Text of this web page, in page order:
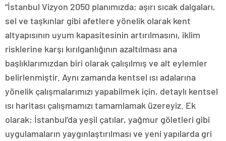
“İstanbul Vizyon 2050 planımızda; aşırı sıcak dalgaları,
sel ve taşkınlar gibi afetlere yönelik olarak kent
altyapısının uyum kapasitesinin artırılmasını, iklim
risklerine karşı kırılganlığının azaltılması ana
başlıklarımızdan biri olarak çalışılmış ve alt eylemler
belirlenmiştir. Aynı zamanda kentsel ısı adalarına
yönelik çalışmalarımızı yapabilmek için, detaylı kentsel
ısı haritası çalışmamızı tamamlamak üzereyiz. Ek
olarak; İstanbul’da yeşil çatılar, yağmur göletleri gibi
uygulamaların yaygınlaştırılması ve yeni yapılarda gri